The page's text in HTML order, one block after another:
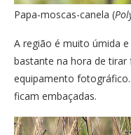
Papa-moscas-canela (
A região é muito úmida
bastante na hora de
equipamento
ficam embaçadas.